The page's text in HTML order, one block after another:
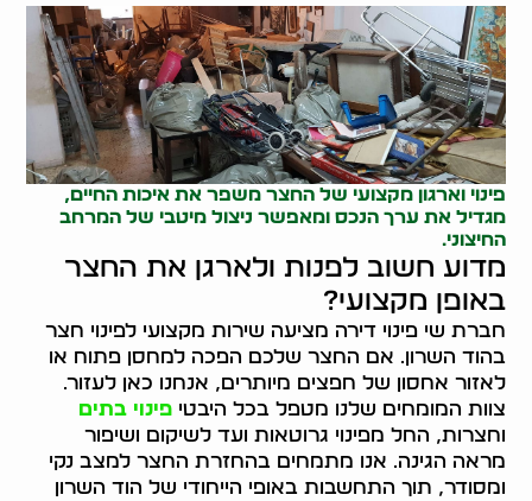
פינוי וארגון מקצועי של החצר משפר את איכות החיים,
מגדיל את ערך הנכס ומאפשר ניצול מיטבי של המרחב
החיצוני.
מדוע חשוב לפנות ולארגן את החצר
באופן מקצועי?
חברת שי פינוי דירה מציעה שירות מקצועי לפינוי חצר
בהוד השרון. אם החצר שלכם הפכה למחסן פתוח או
לאזור אחסון של חפצים מיותרים, אנחנו כאן לעזור.
צוות המומחים שלנו מטפל בכל היבטיפינוי בתים
וחצרות, החל מפינוי גרוטאות ועד לשיקום ושיפור
מראה הגינה. אנו מתמחים בהחזרת החצר למצב נקי
ומסודר, תוך התחשבות באופי הייחודי של הוד השרון